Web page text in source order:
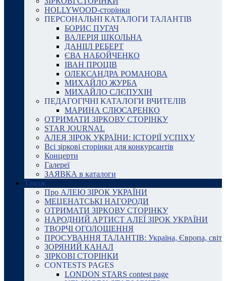
HOLLYWOOD-сторінки
ПЕРСОНАЛЬНІ КАТАЛОГИ ТАЛАНТІВ
БОРИС ПУГАЧ
ВАЛЕРІЯ ШКОЛЬНА
ДАНІІЛ РЕБЕРТ
ЄВА НАБОЙЧЕНКО
ІВАН ПРОЦІВ
ОЛЕКСАНДРА РОМАНОВА
МИХАЙЛО ЖУРБА
МИХАЙЛО СЛЄПУХІН
ПЕДАГОГІЧНІ КАТАЛОГИ ВЧИТЕЛІВ
МАРИНА СЛЮСАРЕНКО
ОТРИМАТИ ЗІРКОВУ СТОРІНКУ
STAR JOURNAL
АЛЕЯ ЗІРОК УКРАЇНИ: ІСТОРІЇ УСПІХУ
Всі зіркові сторінки для конкурсантів
Концерти
Галереї
ЗАЯВКА в каталоги
Також
Про АЛЕЮ ЗІРОК УКРАЇНИ
МЕЦЕНАТСЬКІ НАГОРОДИ
ОТРИМАТИ ЗІРКОВУ СТОРІНКУ
НАРОДНИЙ АРТИСТ АЛЕЇ ЗІРОК УКРАЇНИ
ТВОРЧІ ОГОЛОШЕННЯ
ПРОСУВАННЯ ТАЛАНТІВ: Україна, Європа, світ
ЗОРЯНИЙ КАНАЛ
ЗІРКОВІ СТОРІНКИ
CONTESTS PAGES
LONDON STARS contest page